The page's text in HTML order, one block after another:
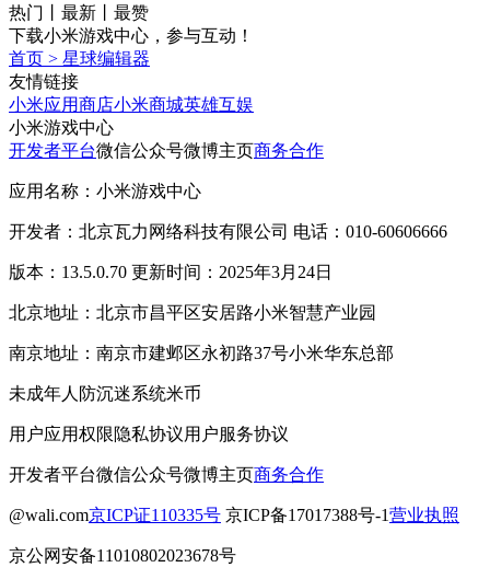
热门
最新
最赞
下载小米游戏中心，参与互动！
首页 > 星球编辑器
友情链接
小米应用商店小米商城英雄互娱
小米游戏中心
开发者平台微信公众号微博主页商务合作
应用名称：小米游戏中心
开发者：北京瓦力网络科技有限公司 电话：010-60606666
版本：13.5.0.70 更新时间：2025年3月24日
北京地址：北京市昌平区安居路小米智慧产业园
南京地址：南京市建邺区永初路37号小米华东总部
未成年人防沉迷系统米币
用户应用权限隐私协议用户服务协议
开发者平台微信公众号微博主页商务合作
@wali.com京ICP证110335号 京ICP备17017388号-1营业执照
京公网安备11010802023678号